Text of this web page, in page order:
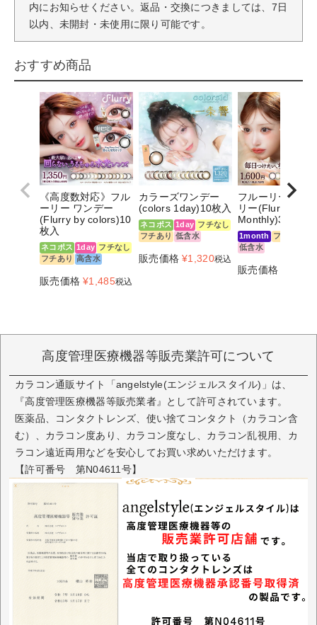
内にお知らせください。返品・交換につきましては、7日
以内、未開封・未使用に限り可能です。
おすすめ商品
《高度数対応》フル
ーリー ワンデー
(Flurry by colors)10
枚入
ネコポス 1day フチなし
フチあり 高含水
販売価格 ¥1,485税込
カラーズワンデー
(colors 1day)10枚入
ネコポス 1day フチなし
フチあり 低含水
販売価格 ¥1,320税込
フルーリー マン
リー(Flurry
Monthly)3枚入
1month
フチあり
低含水
販売価格
高度管理医療機器等販売業許可について
カラコン通販サイト「angelstyle(エンジェルスタイル)」は、
『高度管理医療機器等販売業者』として許可されています。
医薬品、コンタクトレンズ、使い捨てコンタクト（カラコン含
む）、カラコン度あり、カラコン度なし、カラコン乱視用、カ
ラコン遠近両用などを安心してお買い求めいただけます。
【許可番号 第N04611号】